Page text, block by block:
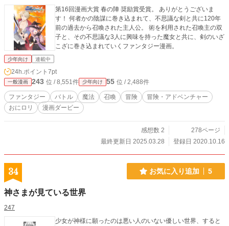
第16回漫画大賞 春の陣 奨励賞受賞。 ありがとうございま
す！ 何者かの陰謀に巻き込まれて、不思議な剣と共に120年
前の過去から召喚された主人公。 術を利用された召喚主の双
子と、その不思議な3人に興味を持った魔女と共に、剣のいざ
こざに巻き込まれていくファンタジー漫画。
少年向け 連載中
24h.ポイント 7pt
一般漫画 243 位 / 8,551件 少年向け 55 位 / 2,488件
ファンタジー バトル 魔法 召喚 冒険
冒険・アドベンチャー
おにロリ
漫画ダービー
感想数 2
278ページ
最終更新日 2025.03.28
登録日 2020.10.16
34 お気に入り追加 5
神さまが見ている世界
247
少女が神様に願ったのは悪い人のいない優しい世界、すると